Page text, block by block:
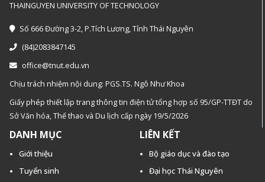
THAINGUYEN UNIVERSITY OF TECHNOLOGY
Số 666 Đường 3-2, P.Tích Lương, Tỉnh Thái Nguyên
(84)2083847145
office@tnut.edu.vn
Chịu trách nhiệm nội dung: PGS.TS. Ngô Như Khoa
Giấy phép thiết lập trang thông tin điện tử tổng hợp số 95/GP-TTĐT do
Sở Văn hóa, Thế thao và Du lịch cấp ngày 19/5/2026
DANH MỤC
Giới thiệu
Tuyển sinh
LIÊN KẾT
Bộ giáo dục và đào tạo
Đại học Thái Nguyên